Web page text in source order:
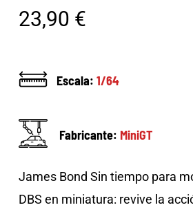
23,90 €
Escala: 1/64
Fabricante: MiniGT
James Bond Sin tiempo para
DBS en miniatura: revive la